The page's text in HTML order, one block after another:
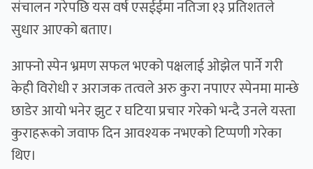
संचालन गरेपछि यस वर्ष एसईईमा नतिजा १३ प्रतिशतले
सुधार आएको बताए।
आफ्नो स्पेन भ्रमण सफल भएको पक्षलाई ओझेल पार्ने गरी
केही विरोधी र अराजक तत्वले अरु कुरा नपाएर स्पेनमा मान्छे
छाडेर आयो भनेर झुट र घटिया प्रचार गरेको भन्दै उनले यस्ता
कुराहरूको जवाफ दिन आवश्यक नभएको टिप्पणी गरेका
थिए।